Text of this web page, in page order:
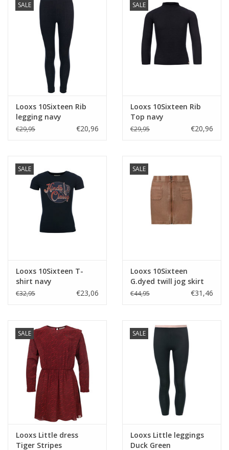
SALE
Looxs 10Sixteen Rib
legging navy
€29,95 €20,96
SALE
Looxs 10Sixteen Rib
Top navy
€29,95 €20,96
SALE
Looxs 10Sixteen T-
shirt navy
€32,95 €23,06
SALE
Looxs 10Sixteen
G.dyed twill jog skirt
Medium brown
€44,95 €31,46
SALE
Looxs Little dress
Tiger Stripes
SALE
Looxs Little leggings
Duck Green